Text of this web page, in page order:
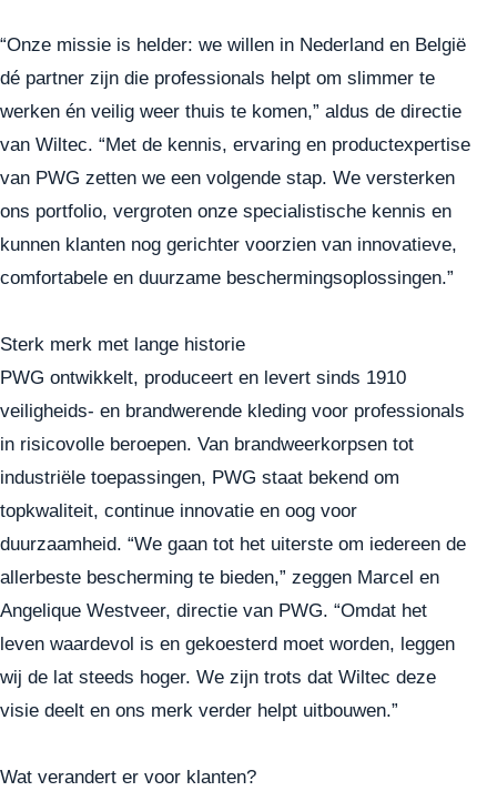
“Onze missie is helder: we willen in Nederland en België
dé partner zijn die professionals helpt om slimmer te
werken én veilig weer thuis te komen,” aldus de directie
van Wiltec. “Met de kennis, ervaring en productexpertise
van PWG zetten we een volgende stap. We versterken
ons portfolio, vergroten onze specialistische kennis en
kunnen klanten nog gerichter voorzien van innovatieve,
comfortabele en duurzame beschermingsoplossingen.”
Sterk merk met lange historie
PWG ontwikkelt, produceert en levert sinds 1910
veiligheids- en brandwerende kleding voor professionals
in risicovolle beroepen. Van brandweerkorpsen tot
industriële toepassingen, PWG staat bekend om
topkwaliteit, continue innovatie en oog voor
duurzaamheid. “We gaan tot het uiterste om iedereen de
allerbeste bescherming te bieden,” zeggen Marcel en
Angelique Westveer, directie van PWG. “Omdat het
leven waardevol is en gekoesterd moet worden, leggen
wij de lat steeds hoger. We zijn trots dat Wiltec deze
visie deelt en ons merk verder helpt uitbouwen.”
Wat verandert er voor klanten?